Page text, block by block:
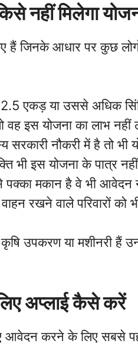
नहीं मिलेगा
जिनके आधार पर कुछ
2.5 एकड़ या उससे अधिक
वह इस योजना का लाभ
सरकारी नौकरी में है तो भी
भी इस योजना के पात्र
पक्का मकान है वे भी
वाहन रखने वाले परिवारों
उपकरण या मशीनरी हैं
अप्लाई कैसे करें
आवेदन करने के लिए सबसे